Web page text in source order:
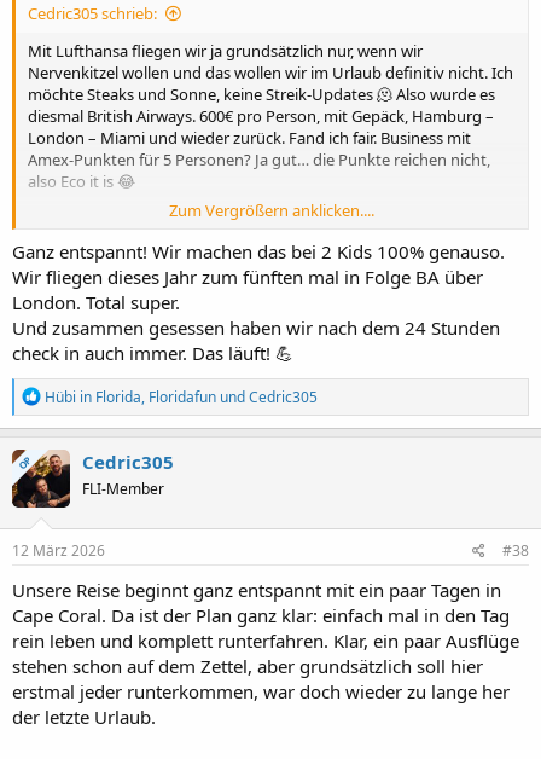
Cedric305 schrieb:
Mit Lufthansa fliegen wir ja grundsätzlich nur, wenn wir
Nervenkitzel wollen und das wollen wir im Urlaub definitiv nicht. Ich
möchte Steaks und Sonne, keine Streik-Updates 🫠 Also wurde es
diesmal British Airways. 600€ pro Person, mit Gepäck, Hamburg –
London – Miami und wieder zurück. Fand ich fair. Business mit
Amex-Punkten für 5 Personen? Ja gut… die Punkte reichen nicht,
also Eco it is 😂
Sitzplätze reservieren wir übrigens nie. Noch nie gemacht. Wir
vertrauen da komplett auf das Schalter-Glück mit Kind. Bisher hat’s
immer geklappt einmal nett lächeln, einmal „wir reisen mit Kind“
sagen und zack, gute Plätze. Funktioniert. Toi toi toi.
Zum Vergrößern anklicken....
Ganz entspannt! Wir machen das bei 2 Kids 100% genauso.
Wir fliegen dieses Jahr zum fünften mal in Folge BA über
London. Total super.
Und zusammen gesessen haben wir nach dem 24 Stunden
check in auch immer. Das läuft! 💪
R
e
a
k
t
i
o
n
e
:
Hübi in Florida, Floridafun undCedric305
OP Cedric305
FLI-Member
12 März 2026 #38
Unsere Reise beginnt ganz entspannt mit ein paar Tagen in
Cape Coral. Da ist der Plan ganz klar: einfach mal in den Tag
rein leben und komplett runterfahren. Klar, ein paar Ausflüge
stehen schon auf dem Zettel, aber grundsätzlich soll hier
erstmal jeder runterkommen, war doch wieder zu lange her
der letzte Urlaub.